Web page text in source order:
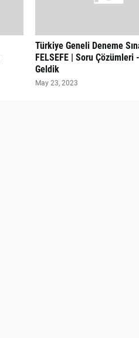
Türkiye Geneli Deneme
FELSEFE | Soru Çözümleri
Geldik
May 23, 2023